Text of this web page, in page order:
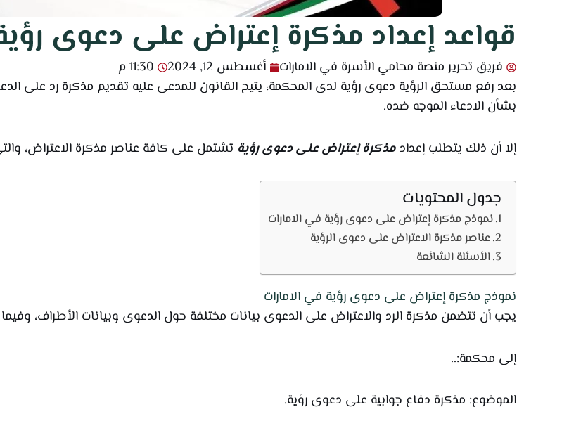
قواعد إعداد مذكرة إعتراض على دعوى رؤية
فريق تحرير منصة محامي الأسرة في الامارات أغسطس 12, 2024
11:30 م
بعد رفع مستحق الرؤية دعوى رؤية لدى المحكمة، يتيح القانون للمدعى عليه تقديم مذكرة رد على
بشأن الادعاء الموجه ضده.
إلا أن ذلك يتطلب إعداد مذكرة إعتراض على دعوى رؤية تشتمل على كافة عناصر مذكرة الاعتراض،
جدول المحتويات
نموذج مذكرة إعتراض على دعوى رؤية في الامارات
عناصر مذكرة الاعتراض على دعوى الرؤية
الأسئلة الشائعة
نموذج مذكرة إعتراض على دعوى رؤية في الامارات
يجب أن تتضمن مذكرة الرد والاعتراض على الدعوى بيانات مختلفة حول الدعوى وبيانات الأطراف،
إلى محكمة:..
الموضوع: مذكرة دفاع جوابية على دعوى رؤية.